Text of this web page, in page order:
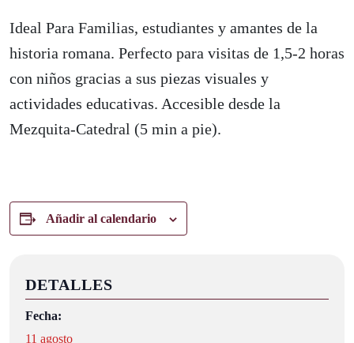
Ideal Para Familias, estudiantes y amantes de la
historia romana. Perfecto para visitas de 1,5-2 horas
con niños gracias a sus piezas visuales y
actividades educativas. Accesible desde la
Mezquita-Catedral (5 min a pie).
Añadir al calendario
DETALLES
Fecha:
11 agosto